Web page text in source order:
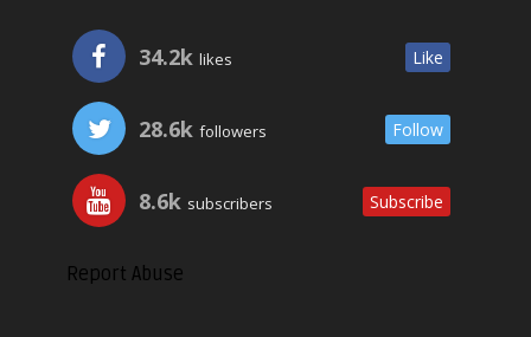
34.2k likes Like
28.6k followers Follow
8.6k subscribers Subscribe
Report Abuse